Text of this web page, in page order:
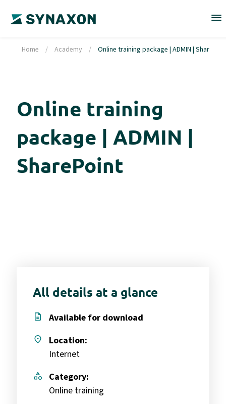
Home / Academy / Online training package | ADMIN |
Online training
package | ADMIN |
SharePoint
All details at a glance
description
Available for download
place
Location:
Internet
category
Category:
Online training